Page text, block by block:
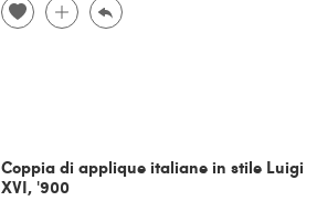
Coppia di applique italiane in stile Luigi
XVI, '900